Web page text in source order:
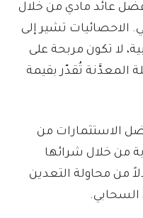
عائد مادي من خلال
الاحصائيات تشير إلى
لا تكون مربحة على
المعدَّنة تُقدّر بقيمة
الاستثمارات من
من خلال شرائها
من محاولة التعدين
السحابي.